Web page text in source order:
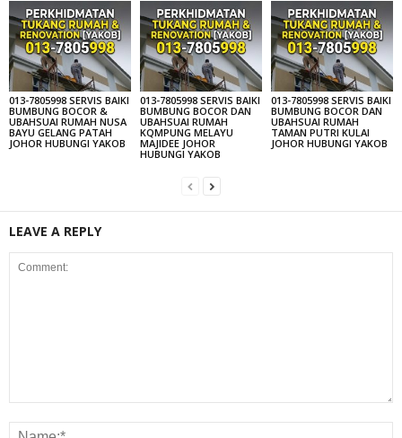
013-7805998 SERVIS BAIKI
BUMBUNG BOCOR &
UBAHSUAI RUMAH NUSA
BAYU GELANG PATAH
JOHOR HUBUNGI YAKOB
013-7805998 SERVIS BAIKI
BUMBUNG BOCOR DAN
UBAHSUAI RUMAH
KQMPUNG MELAYU
MAJIDEE JOHOR
HUBUNGI YAKOB
013-7805998 SERVIS BAIKI
BUMBUNG BOCOR DAN
UBAHSUAI RUMAH
TAMAN PUTRI KULAI
JOHOR HUBUNGI YAKOB
LEAVE A REPLY